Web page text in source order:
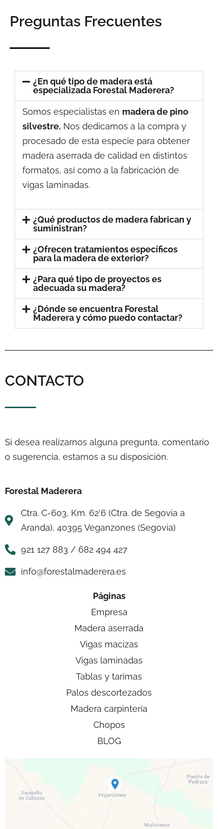
Preguntas Frecuentes
¿En qué tipo de madera está
especializada Forestal Maderera?
Somos especialistas en madera de pino
silvestre. Nos dedicamos a la compra y
procesado de esta especie para obtener
madera aserrada de calidad en distintos
formatos, así como a la fabricación de
vigas laminadas.
¿Qué productos de madera fabrican y
suministran?
¿Ofrecen tratamientos específicos
para la madera de exterior?
¿Para qué tipo de proyectos es
adecuada su madera?
¿Dónde se encuentra Forestal
Maderera y cómo puedo contactar?
CONTACTO
Si desea realizarnos alguna pregunta, comentario
o sugerencia, estamos a su disposición.
Forestal Maderera
Ctra. C-603, Km. 62'6 (Ctra. de Segovia a
Aranda), 40395 Veganzones (Segovia)
921 127 883 / 682 494 427
info@forestalmaderera.es
Páginas
Empresa
Madera aserrada
Vigas macizas
Vigas laminadas
Tablas y tarimas
Palos descortezados
Madera carpintería
Chopos
BLOG